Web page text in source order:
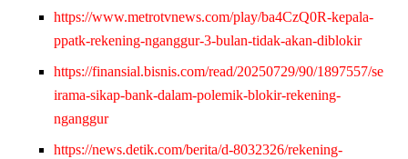
https://www.metrotvnews.com/play/ba4CzQ0R-kepala-
ppatk-rekening-nganggur-3-bulan-tidak-akan-diblokir
https://finansial.bisnis.com/read/20250729/90/1897557/se
irama-sikap-bank-dalam-polemik-blokir-rekening-
nganggur
https://news.detik.com/berita/d-8032326/rekening-